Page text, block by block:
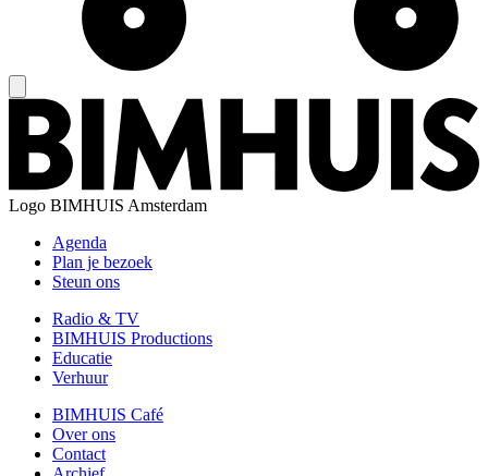
Logo BIMHUIS Amsterdam
Agenda
Plan je bezoek
Steun ons
Radio & TV
BIMHUIS Productions
Educatie
Verhuur
BIMHUIS Café
Over ons
Contact